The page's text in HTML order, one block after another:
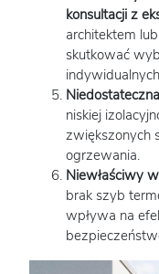
konsultacji z
architektem
skutkować
niskiej
zwiększonych
ogrzewania.
Niewłaściwy
brak szyb
wpływa na